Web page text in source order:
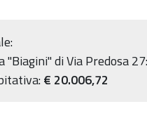
di Via Predosa 27:
€ 20.006,72